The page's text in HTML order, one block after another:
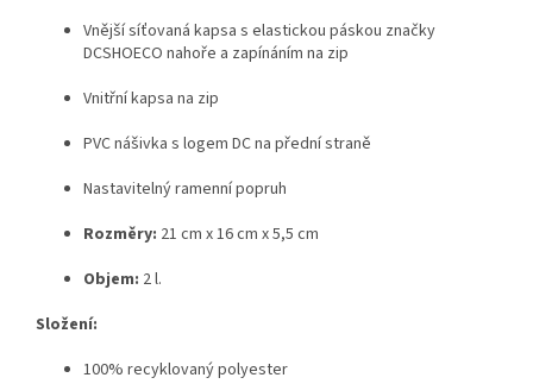
Vnější síťovaná kapsa s elastickou páskou značky
DCSHOECO nahoře a zapínáním na zip
Vnitřní kapsa na zip
PVC nášivka s logem DC na přední straně
Nastavitelný ramenní popruh
Rozměry: 21 cm x 16 cm x 5,5 cm
Objem: 2 l.
Složení:
100% recyklovaný polyester